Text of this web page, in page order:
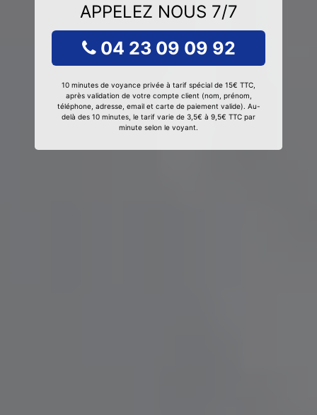
APPELEZ NOUS 7/7
04 23 09 09 92
10 minutes de voyance privée à tarif spécial de 15€ TTC,
après validation de votre compte client (nom, prénom,
téléphone, adresse, email et carte de paiement valide). Au-
delà des 10 minutes, le tarif varie de 3,5€ à 9,5€ TTC par
minute selon le voyant.